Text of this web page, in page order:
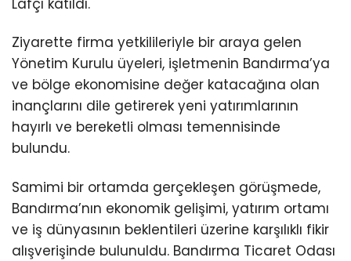
Lafçı katıldı.
Ziyarette firma yetkilileriyle bir araya gelen
Yönetim Kurulu üyeleri, işletmenin Bandırma’ya
ve bölge ekonomisine değer katacağına olan
inançlarını dile getirerek yeni yatırımlarının
hayırlı ve bereketli olması temennisinde
bulundu.
Samimi bir ortamda gerçekleşen görüşmede,
Bandırma’nın ekonomik gelişimi, yatırım ortamı
ve iş dünyasının beklentileri üzerine karşılıklı fikir
alışverişinde bulunuldu. Bandırma Ticaret Odası